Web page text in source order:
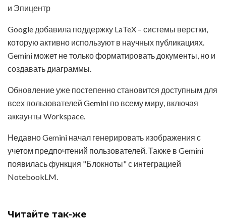
и Эпицентр
Google добавила поддержку LaTeX – системы верстки,
которую активно используют в научных публикациях.
Gemini может не только форматировать документы, но и
создавать диаграммы.
Обновление уже постепенно становится доступным для
всех пользователей Gemini по всему миру, включая
аккаунты Workspace.
Недавно Gemini начал генерировать изображения с
учетом предпочтений пользователей. Также в Gemini
появилась функция "Блокноты" с интеграцией
NotebookLM.
Читайте так-же